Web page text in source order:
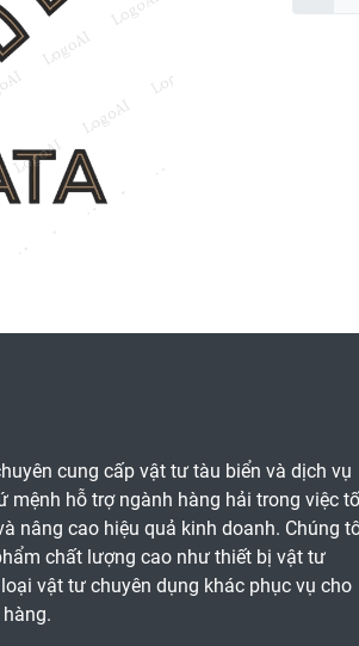
cung cấp vật tư tàu biển và dịch vụ
mệnh hỗ trợ ngành hàng hải trong việc
nâng cao hiệu quả kinh doanh. Chúng
chất lượng cao như thiết bị vật tư
vật tư chuyên dụng khác phục vụ cho